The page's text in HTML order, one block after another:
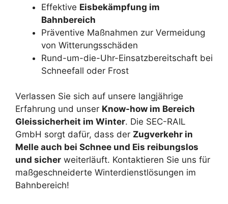
Effektive Eisbekämpfung im
Bahnbereich
Präventive Maßnahmen zur Vermeidung
von Witterungsschäden
Rund-um-die-Uhr-Einsatzbereitschaft bei
Schneefall oder Frost
Verlassen Sie sich auf unsere langjährige
Erfahrung und unser Know-how im Bereich
Gleissicherheit im Winter. Die SEC-RAIL
GmbH sorgt dafür, dass der Zugverkehr in
Melle auch bei Schnee und Eis reibungslos
und sicher weiterläuft. Kontaktieren Sie uns für
maßgeschneiderte Winterdienstlösungen im
Bahnbereich!